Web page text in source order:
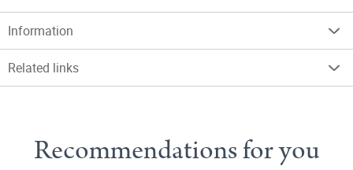
Information
Related links
Recommendations for you